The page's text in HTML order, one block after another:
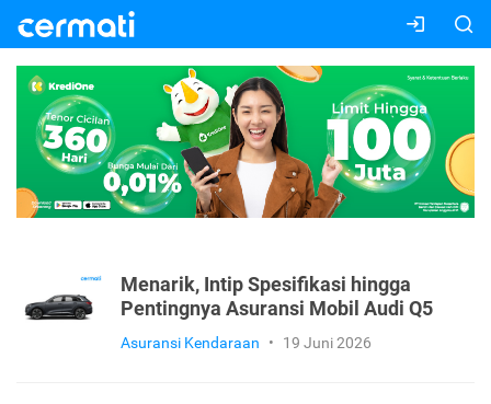
Menarik, Intip Spesifikasi hingga
Pentingnya Asuransi Mobil Audi Q5
Asuransi Kendaraan • 19 Juni 2026